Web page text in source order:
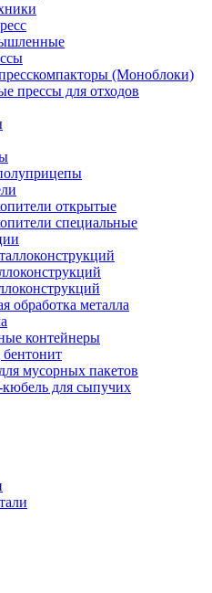
(Моноблоки)
прессы для отходов
открытые
специальные
обработка металла
контейнеры
мусорных пакетов
для сыпучих